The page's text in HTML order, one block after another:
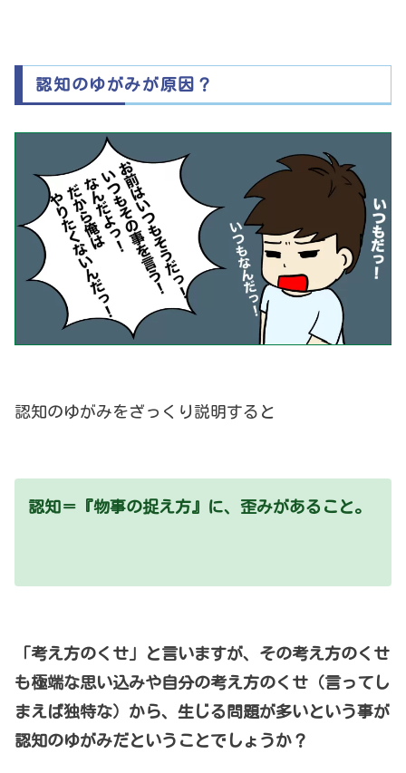
認知のゆがみが原因？
認知のゆがみをざっくり説明すると
認知＝『物事の捉え方』に、歪みがあること。
「考え方のくせ」と言いますが、その考え方のくせ
も極端な思い込みや自分の考え方のくせ（言ってし
まえば独特な）から、生じる問題が多いという事が
認知のゆがみだということでしょうか？